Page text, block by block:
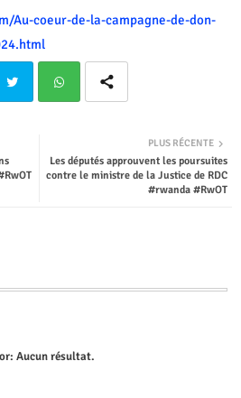
Au-coeur-de-la-campagne-de-don-
ter tsap
PLUS RÉCENTE
Les députés approuvent les poursuites
contre le ministre de la Justice de RDC
#rwanda #RwOT
Aucun résultat.